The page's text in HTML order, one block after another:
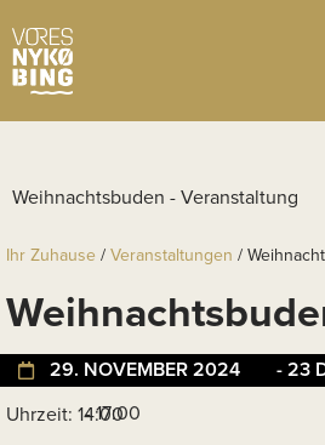
Ihr Zuhause / Veranstaltungen /
29. NOVEMBER 2024
- 23
Uhrzeit: 14:00
- 17:00